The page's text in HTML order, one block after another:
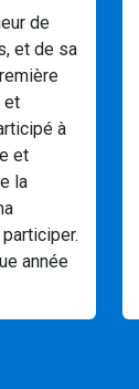
de
et de sa
et
à
et
la
année